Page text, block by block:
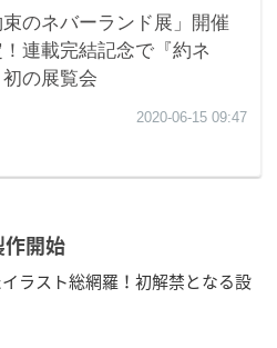
作開始
ラスト総網羅！初解禁となる設